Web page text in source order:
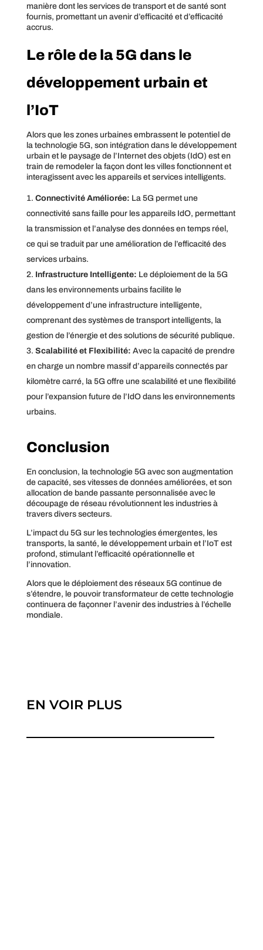
manière dont les services de transport et de santé sont
fournis, promettant un avenir d’efficacité et d’efficacité
accrus.
Le rôle de la 5G dans le
développement urbain et
l’IoT
Alors que les zones urbaines embrassent le potentiel de
la technologie 5G, son intégration dans le développement
urbain et le paysage de l’Internet des objets (IdO) est en
train de remodeler la façon dont les villes fonctionnent et
interagissent avec les appareils et services intelligents.
Connectivité Améliorée: La 5G permet une
connectivité sans faille pour les appareils IdO, permettant
la transmission et l’analyse des données en temps réel,
ce qui se traduit par une amélioration de l’efficacité des
services urbains.
Infrastructure Intelligente: Le déploiement de la 5G
dans les environnements urbains facilite le
développement d’une infrastructure intelligente,
comprenant des systèmes de transport intelligents, la
gestion de l’énergie et des solutions de sécurité publique.
Scalabilité et Flexibilité: Avec la capacité de prendre
en charge un nombre massif d’appareils connectés par
kilomètre carré, la 5G offre une scalabilité et une flexibilité
pour l’expansion future de l’IdO dans les environnements
urbains.
Conclusion
En conclusion, la technologie 5G avec son augmentation
de capacité, ses vitesses de données améliorées, et son
allocation de bande passante personnalisée avec le
découpage de réseau révolutionnent les industries à
travers divers secteurs.
L’impact du 5G sur les technologies émergentes, les
transports, la santé, le développement urbain et l’IoT est
profond, stimulant l’efficacité opérationnelle et
l’innovation.
Alors que le déploiement des réseaux 5G continue de
s’étendre, le pouvoir transformateur de cette technologie
continuera de façonner l’avenir des industries à l’échelle
mondiale.
EN VOIR PLUS